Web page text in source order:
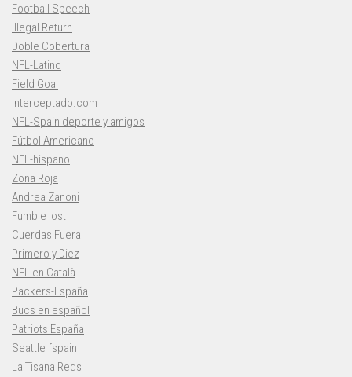
Football Speech
Illegal Return
Doble Cobertura
NFL-Latino
Field Goal
Interceptado.com
NFL-Spain deporte y amigos
Fútbol Americano
NFL-hispano
Zona Roja
Andrea Zanoni
Fumble lost
Cuerdas Fuera
Primero y Diez
NFL en Català
Packers-España
Bucs en español
Patriots España
Seattle fspain
La Tisana Reds